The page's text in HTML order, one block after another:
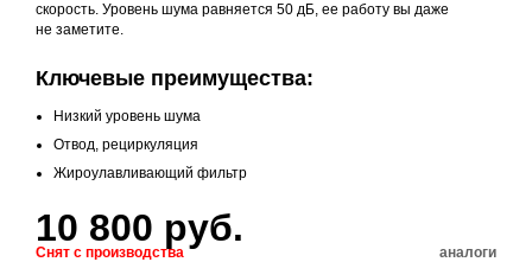
скорость. Уровень шума равняется 50 дБ, ее работу вы даже
не заметите.
Ключевые преимущества:
Низкий уровень шума
Отвод, рециркуляция
Жироулавливающий фильтр
10 800 руб.
Снят с производства аналоги